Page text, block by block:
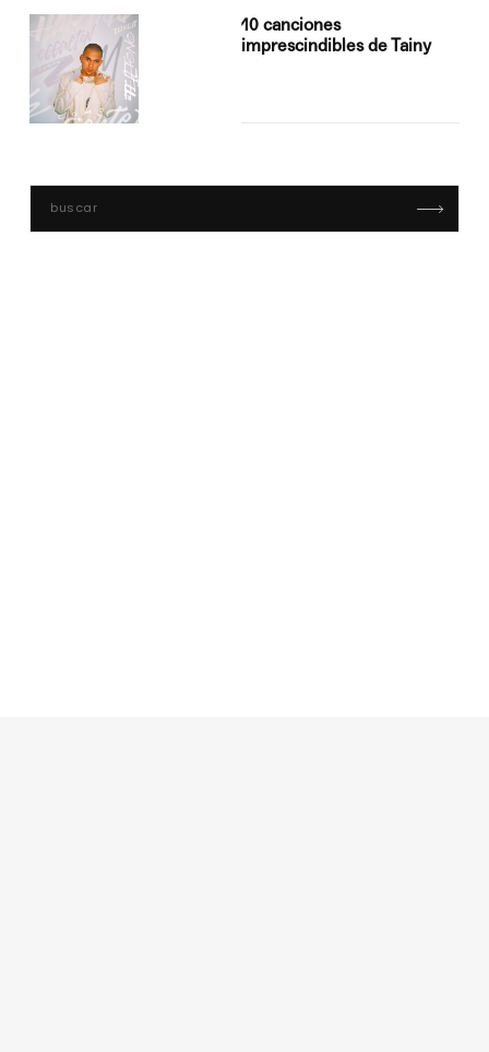
10 canciones
imprescindibles de Tainy